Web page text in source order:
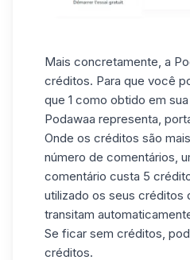
Mais concretamente, a
créditos. Para que você
que 1 como obtido em sua
Podawaa representa,
Onde os créditos são
número de comentários,
comentário custa 5
utilizado os seus créditos
transitam
Se ficar sem créditos,
créditos.